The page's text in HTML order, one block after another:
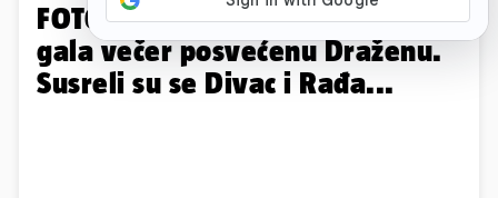
FOTO Evo tko je sve došao na
gala večer posvećenu Draženu.
Susreli su se Divac i Rađa...